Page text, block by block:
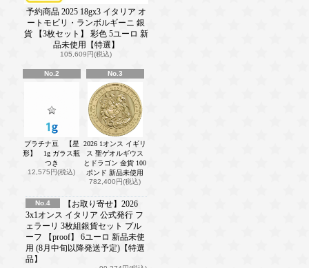
予約商品 2025 18gx3 イタリア オ
ートモビリ・ランボルギーニ 銀
貨 【3枚セット】 彩色 5ユーロ 新
品未使用【特選】
105,609円(税込)
No.2
プラチナ豆 【星
形】 1g ガラス瓶
つき
12,575円(税込)
No.3
2026 1オンス イギリ
ス 聖ゲオルギウス
とドラゴン 金貨 100
ポンド 新品未使用
782,400円(税込)
No.4
【お取り寄せ】2026
3x1オンス イタリア 公式発行 フ
ェラーリ 3枚組銀貨セット プル
ーフ 【proof】 6ユーロ 新品未使
用 (8月中旬以降発送予定)【特選
品】